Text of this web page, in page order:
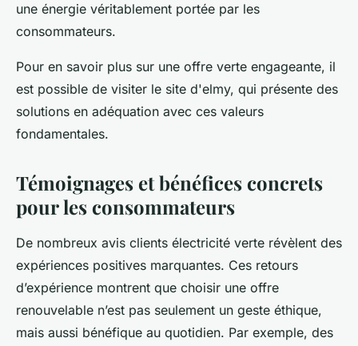
une énergie véritablement portée par les
consommateurs.
Pour en savoir plus sur une offre verte engageante, il
est possible de visiter le site d'elmy, qui présente des
solutions en adéquation avec ces valeurs
fondamentales.
Témoignages et bénéfices concrets
pour les consommateurs
De nombreux avis clients électricité verte révèlent des
expériences positives marquantes. Ces retours
d’expérience montrent que choisir une offre
renouvelable n’est pas seulement un geste éthique,
mais aussi bénéfique au quotidien. Par exemple, des